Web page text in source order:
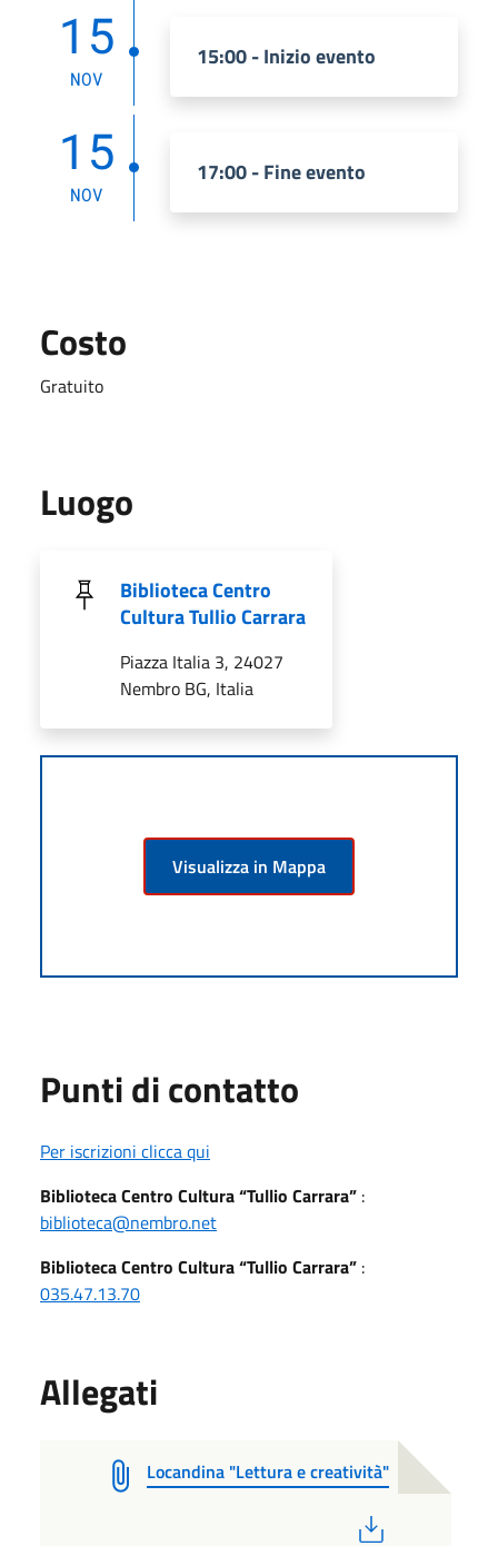
15
NOV
15:00 - Inizio evento
15
NOV
17:00 - Fine evento
Costo
Gratuito
Luogo
Biblioteca Centro
Cultura Tullio Carrara
Piazza Italia 3, 24027
Nembro BG, Italia
Visualizza in Mappa
Punti di contatto
Per iscrizioni clicca qui
Biblioteca Centro Cultura “Tullio Carrara” :
biblioteca@nembro.net
Biblioteca Centro Cultura “Tullio Carrara” :
035.47.13.70
Allegati
Locandina "Lettura e creatività"